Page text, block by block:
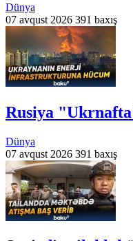
Dünya
07 avqust 2026 391 baxış
Rusiya
Dünya
07 avqust 2026 391 baxış